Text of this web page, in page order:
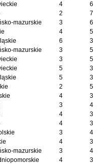
4
6
2
7
mazurskie 3
6
4
5
6
3
mazurskie 3
5
3
5
5
3
5
3
2
5
4
3
3
4
4
3
4
3
3
4
4
3
mazurskie 3
4
4
3